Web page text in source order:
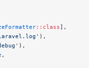
:: class],
),
),
,